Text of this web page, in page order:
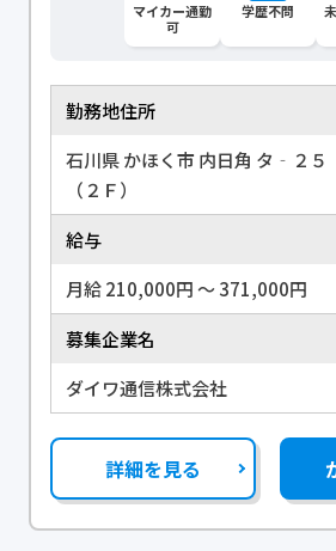
マイカー通勤
可
学歴不問
勤務地住所
石川県 かほく市 内日角 タ‐２
（２Ｆ）
給与
月給 210,000円 〜 371,000円
募集企業名
ダイワ通信株式会社
詳細を見る